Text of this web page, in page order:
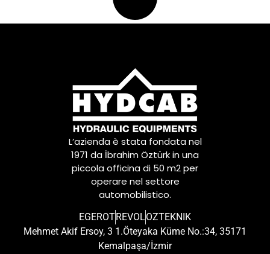
L’azienda è stata fondata nel
1971 da İbrahim Öztürk in una
piccola officina di 50 m2 per
operare nel settore
automobilistico.
EGEROTREVOLOZTEKNIK
Mehmet Akif Ersoy, 3 1.Öteyaka Küme No.:34, 35171
Kemalpaşa/İzmir